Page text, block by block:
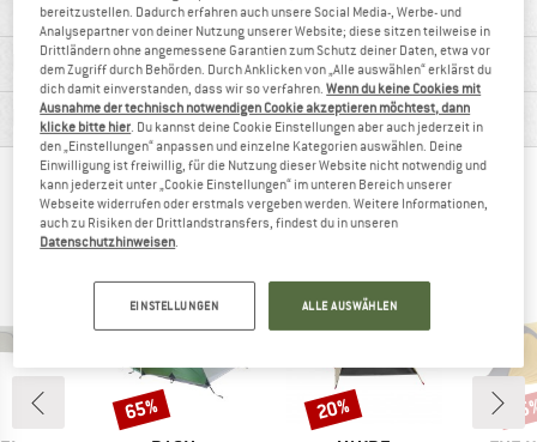
MATERIALINFOS & FEATURES
PRODUKTBESCHREIBUNG
ANDERE BERGFREUNDE SCHAUTEN SICH AUCH
AN
Rabatt
65% Rabatt
20%
bereitzustellen. Dadurch erfahren auch unsere Social Media-, Werbe- und
Analysepartner von deiner Nutzung unserer Website; diese sitzen teilweise in
Drittländern ohne angemessene Garantien zum Schutz deiner Daten, etwa vor
dem Zugriff durch Behörden. Durch Anklicken von „Alle auswählen“ erklärst du
dich damit einverstanden, dass wir so verfahren.Wenn du keine Cookies mit
Ausnahme der technisch notwendigen Cookie akzeptieren möchtest, dann
klicke bitte hier. Du kannst deine Cookie Einstellungen aber auch jederzeit in
den „Einstellungen“ anpassen und einzelne Kategorien auswählen. Deine
Einwilligung ist freiwillig, für die Nutzung dieser Website nicht notwendig und
kann jederzeit unter „Cookie Einstellungen“ im unteren Bereich unserer
Webseite widerrufen oder erstmals vergeben werden. Weitere Informationen,
auch zu Risiken der Drittlandstransfers, findest du in unseren
Datenschutzhinweisen.
EINSTELLUNGEN ALLE AUSWÄHLEN